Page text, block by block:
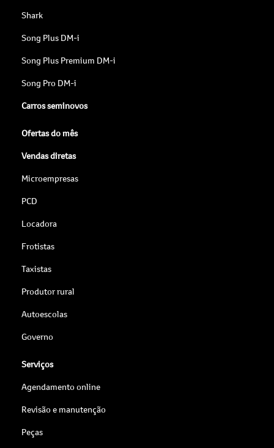
Shark
Song Plus DM-i
Song Plus Premium DM-i
Song Pro DM-i
Carros seminovos
Ofertas do mês
Vendas diretas
Microempresas
PCD
Locadora
Frotistas
Taxistas
Produtor rural
Autoescolas
Governo
Serviços
Agendamento online
Revisão e manutenção
Peças